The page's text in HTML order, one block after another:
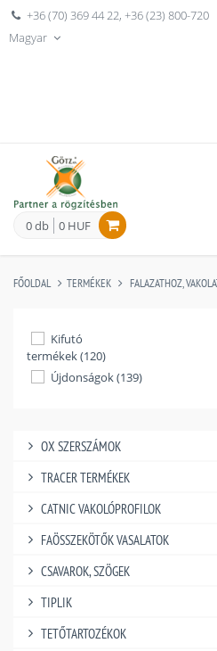
+36 (70) 369 44 22,+36 (23) 800-720
Magyar
0 db 0 HUF
FŐOLDAL TERMÉKEK FALAZATHOZ,
Kifutó
termékek (120)
Újdonságok (139)
OX SZERSZÁMOK
TRACER TERMÉKEK
CATNIC VAKOLÓPROFILOK
FAÖSSZEKÖTŐK VASALATOK
CSAVAROK, SZÖGEK
TIPLIK
TETŐTARTOZÉKOK